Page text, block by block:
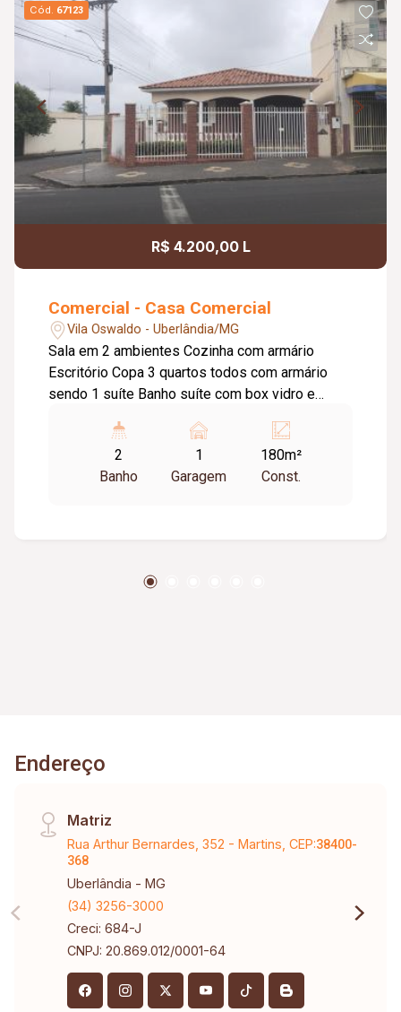
Cód. 67123
R$ 4.200,00 L
Comercial - Casa Comercial
Vila Oswaldo - Uberlândia/MG
Sala em 2 ambientes Cozinha com armário
Escritório Copa 3 quartos todos com armário
sendo 1 suíte Banho suíte com box vidro e
armário sob pia Garagem 1 carro
2
Banho
1
Garagem
180m²
Const.
Endereço
Matriz
Rua Arthur Bernardes, 352 - Martins, CEP:38400-
368
Uberlândia - MG
(34) 3256-3000
Creci: 684-J
CNPJ: 20.869.012/0001-64